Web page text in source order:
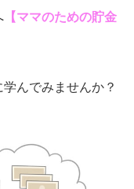
【ママのための貯金
んでみませんか？